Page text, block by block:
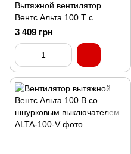
Вытяжной вентилятор
Вентс Альта 100 Т с
таймером
3 409 грн